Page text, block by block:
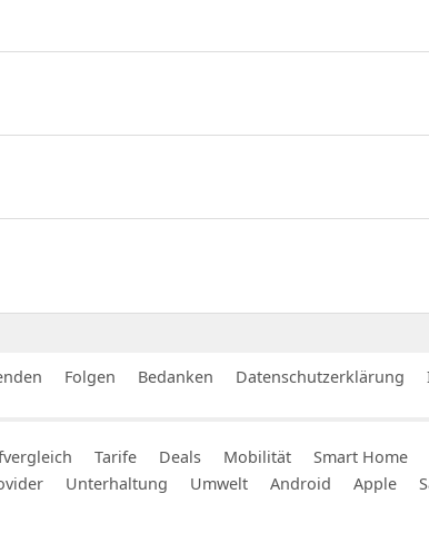
Folgen Bedanken Datenschutzerklärung
Tarife Deals Mobilität Smart Home
Unterhaltung Umwelt Android Apple